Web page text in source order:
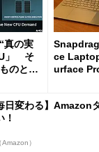
真の実
」 そ
のと
ce
urface
た
日変わる】Amazon
！
）